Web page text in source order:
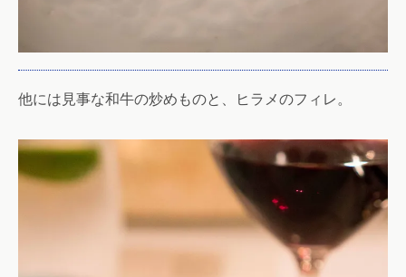
他には見事な和牛の炒めものと、ヒラメのフィレ。